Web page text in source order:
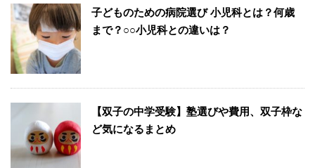
子どものための病院選び 小児科とは？何歳
まで？○○小児科との違いは？
【双子の中学受験】塾選びや費用、双子枠な
ど気になるまとめ